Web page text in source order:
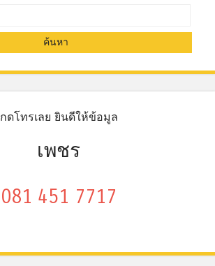
กดโทรเลย ยินดีให้ข้อมูล
เพชร
081 451 7717